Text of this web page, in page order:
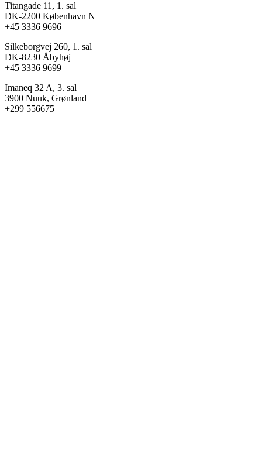
Titangade 11, 1. sal
DK-2200 København N
+45 3336 9696
Silkeborgvej 260, 1. sal
DK-8230 Åbyhøj
+45 3336 9699
Imaneq 32 A, 3. sal
3900 Nuuk, Grønland
+299 556675